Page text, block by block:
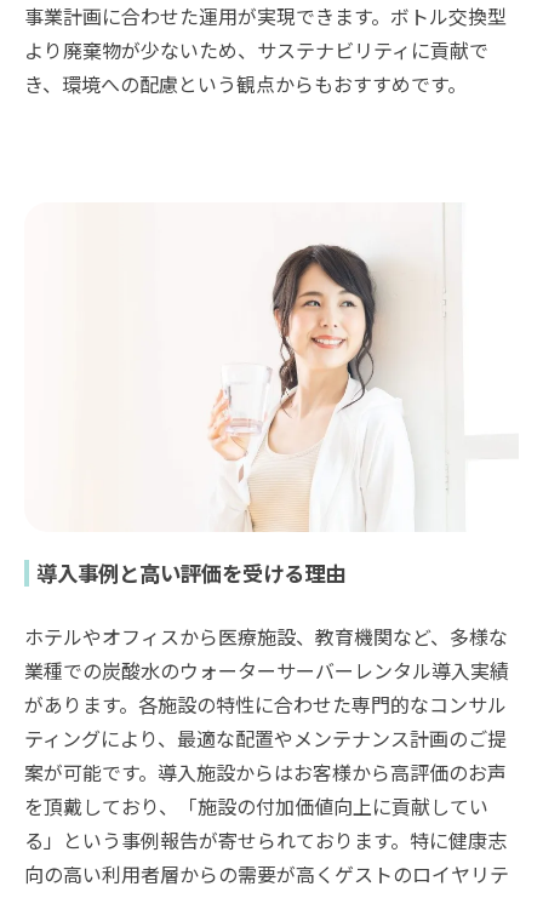
事業計画に合わせた運用が実現できます。ボトル交換型
より廃棄物が少ないため、サステナビリティに貢献で
き、環境への配慮という観点からもおすすめです。
導入事例と高い評価を受ける理由
ホテルやオフィスから医療施設、教育機関など、多様な
業種での炭酸水のウォーターサーバーレンタル導入実績
があります。各施設の特性に合わせた専門的なコンサル
ティングにより、最適な配置やメンテナンス計画のご提
案が可能です。導入施設からはお客様から高評価のお声
を頂戴しており、「施設の付加価値向上に貢献してい
る」という事例報告が寄せられております。特に健康志
向の高い利用者層からの需要が高くゲストのロイヤリテ